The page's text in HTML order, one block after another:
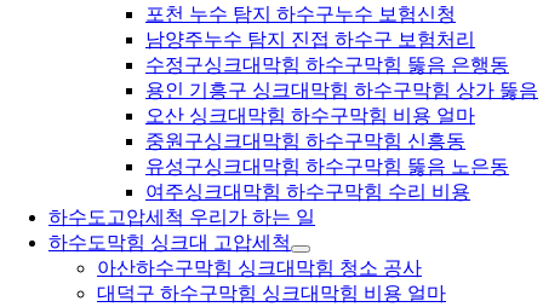
포천 누수 탐지 하수구누수 보험신청
남양주누수 탐지 진접 하수구 보험처리
수정구싱크대막힘 하수구막힘 뚫음 은행동
용인 기흥구 싱크대막힘 하수구막힘 상가 뚫음
오산 싱크대막힘 하수구막힘 비용 얼마
중원구싱크대막힘 하수구막힘 신흥동
유성구싱크대막힘 하수구막힘 뚫음 노은동
여주싱크대막힘 하수구막힘 수리 비용
하수도고압세척 우리가 하는 일
하수도막힘 싱크대 고압세척
아산하수구막힘 싱크대막힘 청소 공사
대덕구 하수구막힘 싱크대막힘 비용 얼마